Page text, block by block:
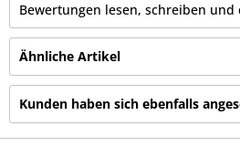
Bewertungen lesen, schreiben und
Ähnliche Artikel
Kunden haben sich ebenfalls